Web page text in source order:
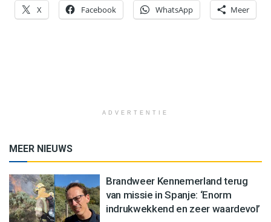
X Facebook WhatsApp Meer
ADVERTENTIE
MEER NIEUWS
Brandweer Kennemerland terug
van missie in Spanje: ‘Enorm
indrukwekkend en zeer waardevol’